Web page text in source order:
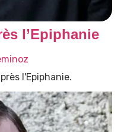
l’Epiphanie
l'Epiphanie.